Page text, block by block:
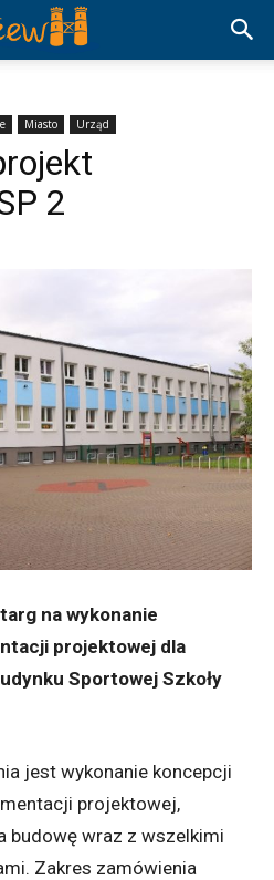
Miasto Urząd
2
na wykonanie
projektowej dla
Sportowej Szkoły
jest wykonanie koncepcji
projektowej,
budowę wraz z wszelkimi
Zakres zamówienia